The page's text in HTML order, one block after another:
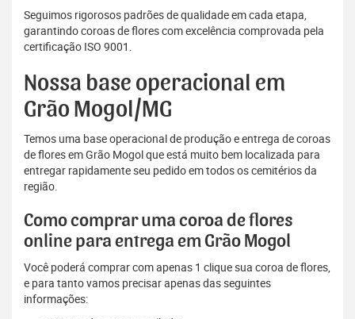
Seguimos rigorosos padrões de qualidade em cada etapa,
garantindo coroas de flores com excelência comprovada pela
certificação ISO 9001.
Nossa base operacional em
Grão Mogol/MG
Temos uma base operacional de produção e entrega de coroas
de flores em Grão Mogol que está muito bem localizada para
entregar rapidamente seu pedido em todos os cemitérios da
região.
Como comprar uma coroa de flores
online para entrega em Grão Mogol
Você poderá comprar com apenas 1 clique sua coroa de flores,
e para tanto vamos precisar apenas das seguintes
informações: